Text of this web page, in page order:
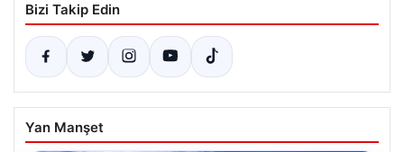
Bizi Takip Edin
Yan Manşet